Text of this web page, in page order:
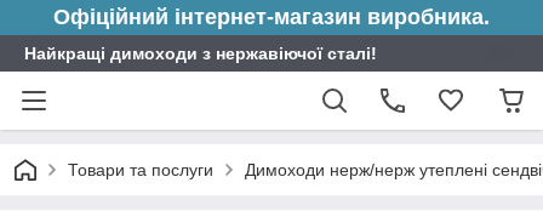
Офіційний інтернет-магазин виробника.
Найкращі димоходи з нержавіючої сталі!
Товари та послуги Димоходи нерж/нерж утеплені